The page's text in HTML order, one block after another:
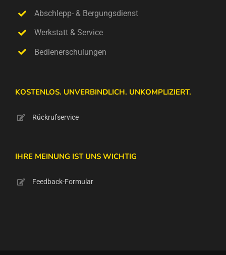
Abschlepp- & Bergungsdienst
Werkstatt & Service
Bedienerschulungen
KOSTENLOS. UNVERBINDLICH. UNKOMPLIZIERT.
Rückrufservice
IHRE MEINUNG IST UNS WICHTIG
Feedback-Formular